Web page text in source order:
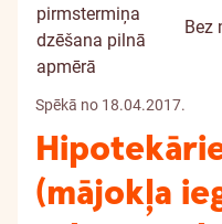
pirmstermiņa
dzēšana pilnā
apmērā
Bez
Spēkā no 18.04.2017.
(mājokļa